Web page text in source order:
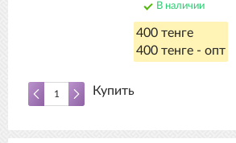
В наличии
400 тенге
400 тенге - опт
Купить